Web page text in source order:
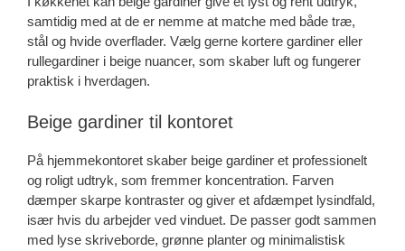
samtidig med at de er nemme at matche med både træ,
stål og hvide overflader. Vælg gerne kortere gardiner eller
rullegardiner i beige nuancer, som skaber luft og fungerer
praktisk i hverdagen.
Beige gardiner til kontoret
På hjemmekontoret skaber beige gardiner et professionelt
og roligt udtryk, som fremmer koncentration. Farven
dæmper skarpe kontraster og giver et afdæmpet lysindfald,
især hvis du arbejder ved vinduet. De passer godt sammen
med lyse skriveborde, grønne planter og minimalistisk